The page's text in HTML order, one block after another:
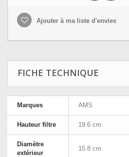
Ajouter à ma liste d'envies
FICHE TECHNIQUE
Marques AMS
Hauteur filtre 19.6 cm
Diamètre
extérieur
15.8 cm